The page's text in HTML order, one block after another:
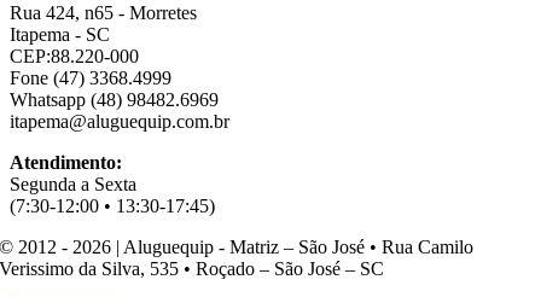
Rua 424, n65 - Morretes
Itapema - SC
CEP:88.220-000
Fone (47) 3368.4999
Whatsapp (48) 98482.6969
itapema@aluguequip.com.br
Atendimento:
Segunda a Sexta
(7:30-12:00 • 13:30-17:45)
© 2012 - 2026 | Aluguequip - Matriz – São José • Rua Camilo
Verissimo da Silva, 535 • Roçado – São José – SC